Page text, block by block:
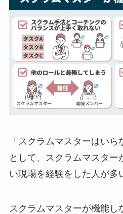
「スクラムマスターはい
として、スクラムマスター
い現場を経験をした人が多
スクラムマスターが機能し